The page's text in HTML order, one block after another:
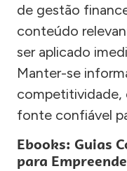
de gestão
conteúdo
ser aplicado
Manter-se
competitividade,
fonte confiável
Ebooks: Guias
para